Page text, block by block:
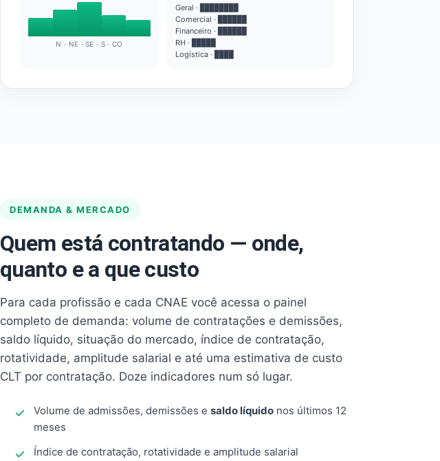
N · NE · SE · S · CO
Geral · ████████
Comercial · ██████
Financeiro · ██████
RH · █████
Logística · ████
DEMANDA & MERCADO
Quem está contratando — onde,
quanto e a que custo
Para cada profissão e cada CNAE você acessa o painel
completo de demanda: volume de contratações e demissões,
saldo líquido, situação do mercado, índice de contratação,
rotatividade, amplitude salarial e até uma estimativa de custo
CLT por contratação. Doze indicadores num só lugar.
Volume de admissões, demissões e saldo líquido nos últimos 12
meses
Índice de contratação, rotatividade e amplitude salarial